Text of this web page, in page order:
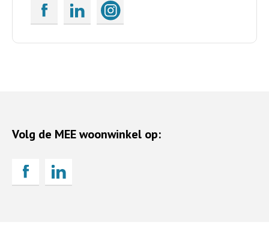
Volg de MEE woonwinkel op: